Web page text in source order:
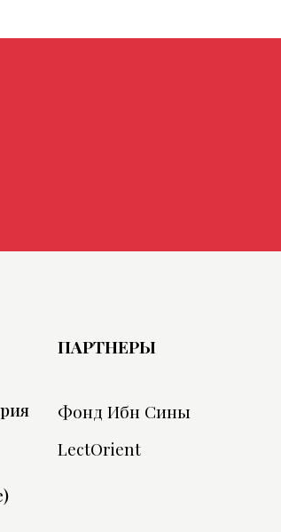
ПАРТНЕРЫ
Фонд Ибн Сины
LectOrient